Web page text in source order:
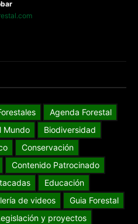
Agenda Forestal
Mundo
Biodiversidad
Conservación
Contenido Patrocinado
Educación
de videos
Guia Forestal
y proyectos